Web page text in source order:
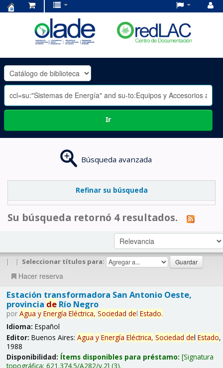
OLADE
-
Ir
Búsqueda avanzada
Refinar su búsqueda
Su búsqueda retornó 4 resultados.
| | Seleccionar títulos para:
Hacer reserva
Estación transformadora San Antonio Oeste,
provincia deRío Negro
por Agua y Energía Eléctrica, Sociedad del Estado.
Idioma: Español
Editor: Buenos Aires: Agua y Energía Eléctrica, Sociedad del Estado,
1988
Disponibilidad: Ítems disponibles para préstamo: Signatura
topográfica: 621.374.5/A282/v.2 (3).